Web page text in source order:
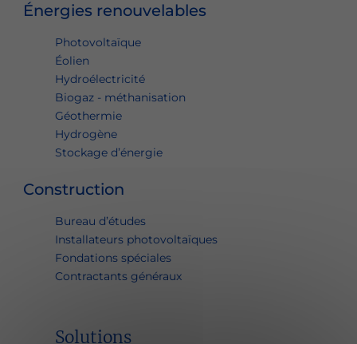
Énergies renouvelables
Photovoltaïque
Éolien
Hydroélectricité
Biogaz - méthanisation
Géothermie
Hydrogène
Stockage d’énergie
Construction
Bureau d’études
Installateurs photovoltaïques
Fondations spéciales
Contractants généraux
Solutions